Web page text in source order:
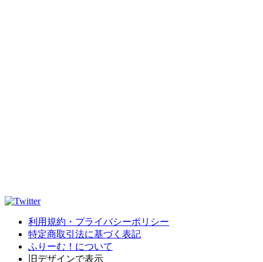
利用規約・プライバシーポリシー
特定商取引法に基づく表記
ふりーむ！について
旧デザインで表示